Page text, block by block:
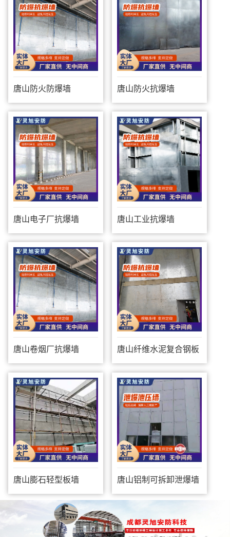
唐山防火防爆墙 唐山防火抗爆墙
唐山电子厂抗爆墙 唐山工业抗爆墙
唐山卷烟厂抗爆墙 唐山纤维水泥复合钢板
防爆墙
唐山膨石轻型板墙 唐山铝制可拆卸泄爆墙